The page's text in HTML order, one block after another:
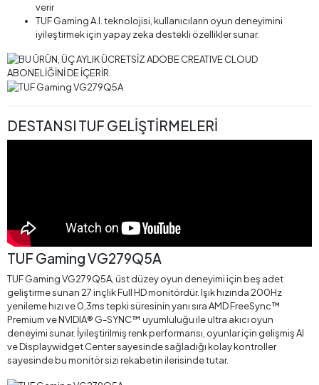
verir
TUF Gaming A.I. teknolojisi, kullanıcıların oyun deneyimini
iyileştirmek için yapay zeka destekli özellikler sunar.
DESTANSI TUF GELİŞTİRMELERİ
TUF Gaming VG279Q5A
TUF Gaming VG279Q5A, üst düzey oyun deneyimi için beş adet
geliştirme sunan 27 inçlik Full HD monitördür. Işık hızında 200Hz
yenileme hızı ve 0,3ms tepki süresinin yanı sıra AMD FreeSync™
Premium ve NVIDIA® G-SYNC™ uyumluluğu ile ultra akıcı oyun
deneyimi sunar. İyileştirilmiş renk performansı, oyunlar için gelişmiş AI
ve Displaywidget Center sayesinde sağladığı kolay kontroller
sayesinde bu monitör sizi rekabetin ilerisinde tutar.